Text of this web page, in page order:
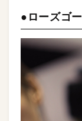
●ローズゴ